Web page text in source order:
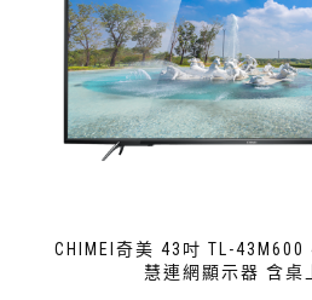
CHIMEI奇美 43吋 TL-43M600
慧連網顯示器 含桌